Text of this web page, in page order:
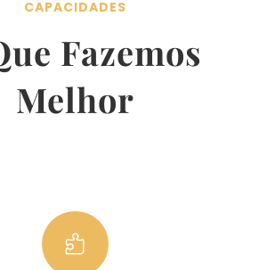
CAPACIDADES
Fazemos
Melhor
